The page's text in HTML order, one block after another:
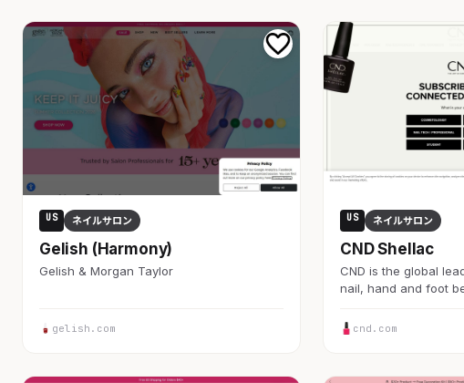
US ネイルサロン
Gelish (Harmony)
Gelish & Morgan Taylor
gelish.com
US ネイルサロン
CND Shellac
CND is the global
nail, hand and foot
cnd.com